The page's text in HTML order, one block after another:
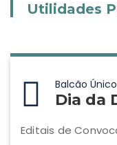
Utilidades
Balcão
Dia da
Editais de